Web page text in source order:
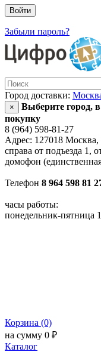
Забыли пароль?
Город доставки:
×
Выберите город,
покупку
8 (964) 598-81-27
Адрес: 127018 Москва,
справа от подъезда 1,
домофон
Телефон 8 964 598 81
часы работы:
понедельник-пятница
Корзина (0)
на сумму 0 ₽
Каталог